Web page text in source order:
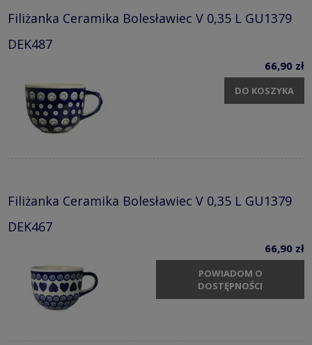
Filiżanka Ceramika Bolesławiec V 0,35 L GU1379
DEK487
66,90 zł
DO KOSZYKA
Filiżanka Ceramika Bolesławiec V 0,35 L GU1379
DEK467
66,90 zł
POWIADOM O
DOSTĘPNOŚCI